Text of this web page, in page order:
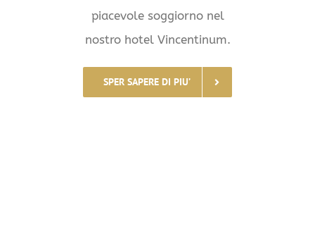
piacevole soggiorno nel
nostro hotel Vincentinum.
SPER SAPERE DI PIU’